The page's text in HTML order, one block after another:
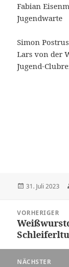
Fabian
Jugendwarte
Simon
Lars von der
Jugend-
Veröffentlicht
31. Juli 2023
VORHERIGER
Vorheriger
Beitrag:
NÄCHSTER